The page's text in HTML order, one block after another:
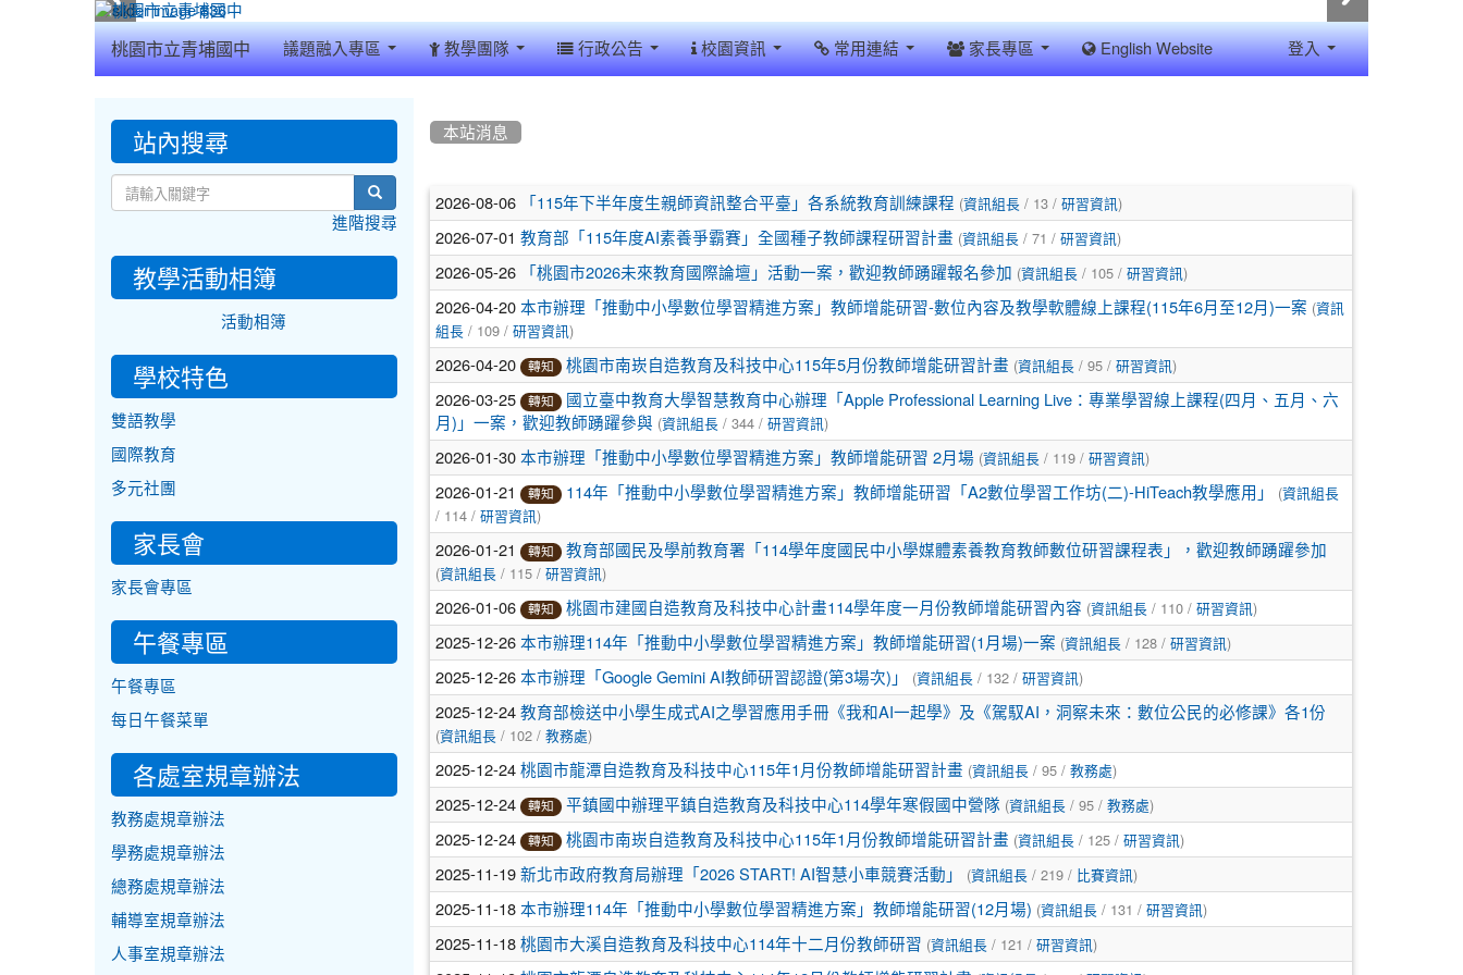
桃園市立青埔國中 議題融入專區 教學團隊 行政公告 校園資訊 常用連結 家長專區 English Website 登入
本站消息
文
章
列
表
2026-08-06 「115年下半年度生親師資訊整合平臺」各系統教育訓練課程 (資訊組長/ 13 / 研習資訊)
2026-07-01 教育部「115年度AI素養爭霸賽」全國種子教師課程研習計畫 (資訊組長/ 71 / 研習資訊)
2026-05-26 「桃園市2026未來教育國際論壇」活動一案，歡迎教師踴躍報名參加 (資訊組長/ 105 / 研習資訊)
2026-04-20 本市辦理「推動中小學數位學習精進方案」教師增能研習-數位內容及教學軟體線上課程(115年6月至12月)一案 (資訊
組長/ 109 / 研習資訊)
2026-04-20 轉知 桃園市南崁自造教育及科技中心115年5月份教師增能研習計畫 (資訊組長/ 95 / 研習資訊)
2026-03-25 轉知
國立臺中教育大學智慧教育中心辦理「Apple Professional Learning Live：專業學習線上課程(四月、五月、六
月)」一案，歡迎教師踴躍參與 (資訊組長/ 344 / 研習資訊)
2026-01-30 本市辦理「推動中小學數位學習精進方案」教師增能研習 2月場 (資訊組長/ 119 / 研習資訊)
2026-01-21 轉知 114年「推動中小學數位學習精進方案」教師增能研習「A2數位學習工作坊(二)-HiTeach教學應用」 (資訊組長
/ 114 / 研習資訊)
2026-01-21 轉知 教育部國民及學前教育署「114學年度國民中小學媒體素養教育教師數位研習課程表」，歡迎教師踴躍參加
(資訊組長/ 115 / 研習資訊)
2026-01-06 轉知 桃園市建國自造教育及科技中心計畫114學年度一月份教師增能研習內容 (資訊組長/ 110 / 研習資訊)
2025-12-26 本市辦理114年「推動中小學數位學習精進方案」教師增能研習(1月場)一案 (資訊組長/ 128 / 研習資訊)
2025-12-26 本市辦理「Google Gemini AI教師研習認證(第3場次)」 (資訊組長/ 132 / 研習資訊)
2025-12-24 教育部檢送中小學生成式AI之學習應用手冊《我和AI一起學》及《駕馭AI，洞察未來：數位公民的必修課》各1份
(資訊組長/ 102 / 教務處)
2025-12-24 桃園市龍潭自造教育及科技中心115年1月份教師增能研習計畫 (資訊組長/ 95 / 教務處)
2025-12-24 轉知 平鎮國中辦理平鎮自造教育及科技中心114學年寒假國中營隊 (資訊組長/ 95 / 教務處)
2025-12-24 轉知 桃園市南崁自造教育及科技中心115年1月份教師增能研習計畫 (資訊組長/ 125 / 研習資訊)
2025-11-19 新北市政府教育局辦理「2026 START! AI智慧小車競賽活動」 (資訊組長/ 219 / 比賽資訊)
2025-11-18 本市辦理114年「推動中小學數位學習精進方案」教師增能研習(12月場) (資訊組長/ 131 / 研習資訊)
2025-11-18 桃園市大溪自造教育及科技中心114年十二月份教師研習 (資訊組長/ 121 / 研習資訊)
::: 站內搜尋
search
進階搜尋
教學活動相簿
活動相簿
學校特色
雙語教學
國際教育
多元社團
家長會
家長會專區
午餐專區
午餐專區
每日午餐菜單
各處室規章辦法
教務處規章辦法
學務處規章辦法
總務處規章辦法
輔導室規章辦法
人事室規章辦法